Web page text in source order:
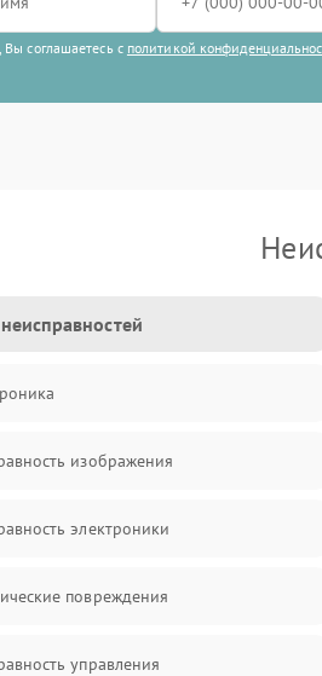
Вы соглашаетесь с политикой
изображения
электроники
повреждения
управления